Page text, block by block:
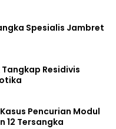
Spesialis Jambret
Residivis
Pencurian Modul
12 Tersangka